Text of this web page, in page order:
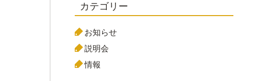
カテゴリー
お知らせ
説明会
情報